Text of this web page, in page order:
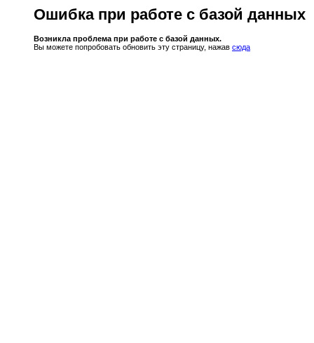
Ошибка при работе с базой данных
Возникла проблема при работе с базой данных.
Вы можете попробовать обновить эту страницу, нажав сюда